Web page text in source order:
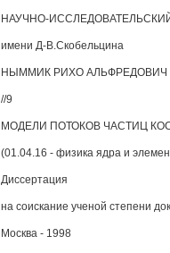
НАУЧНО-
имени Д-В.Скобельцина
НЫММИК РИХО АЛЬФРЕДОВИЧ
//9
МОДЕЛИ ПОТОКОВ ЧАСТИЦ
(01.04.16 - физика ядра и
Диссертация
на соискание ученой степени
Москва - 1998